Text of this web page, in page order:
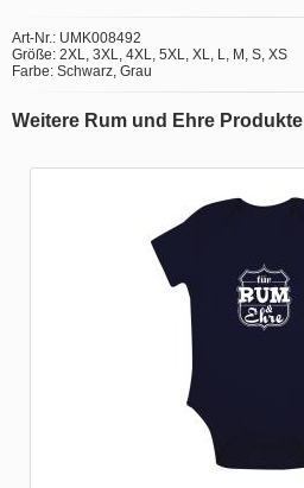
Art-Nr.: UMK008492
Größe: 2XL, 3XL, 4XL, 5XL, XL, L, M, S, XS
Farbe: Schwarz, Grau
Weitere Rum und Ehre Produkte